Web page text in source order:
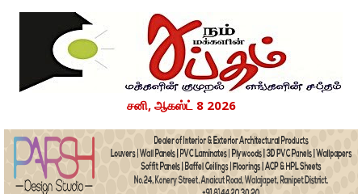
சனி, ஆகஸ்ட் 8 2026